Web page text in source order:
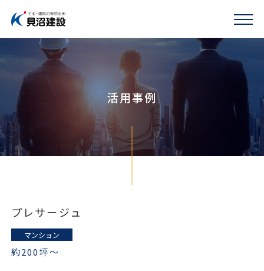
活用事例
プレサージュ
マンション
約200坪〜